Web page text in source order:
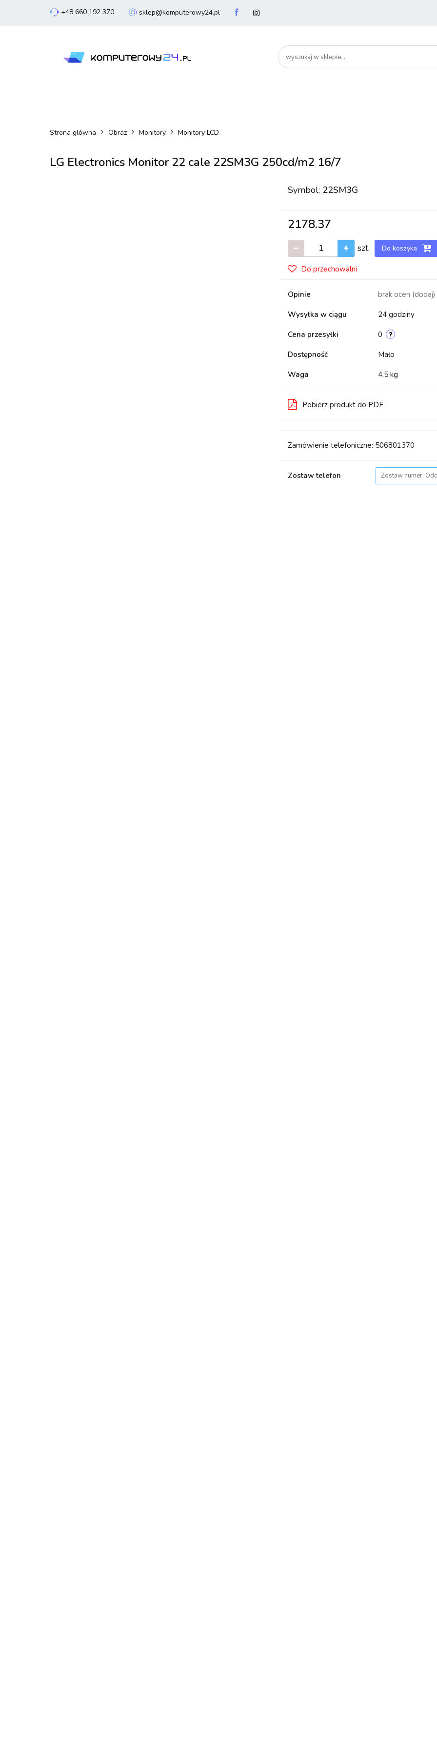
sklep@komputerowy24.pl
+48 660 192 370 Laptopy Komputery
Smartfony Bezpieczeństwo
Strona główna Obraz Monitory Monitory LCD
LG Electronics Monitor 22 cale 22SM3G 250cd/m2 16/7
Symbol: 22SM3G
2178.37
szt. Do koszyka
Do przechowalni
Opinie brak ocen (dodaj)
Wysyłka w ciągu 24 godziny
Cena przesyłki 0
Dostępność Mało
Waga 4.5 kg
Pobierz produkt do PDF
Zamówienie telefoniczne: 506801370
Zostaw telefon